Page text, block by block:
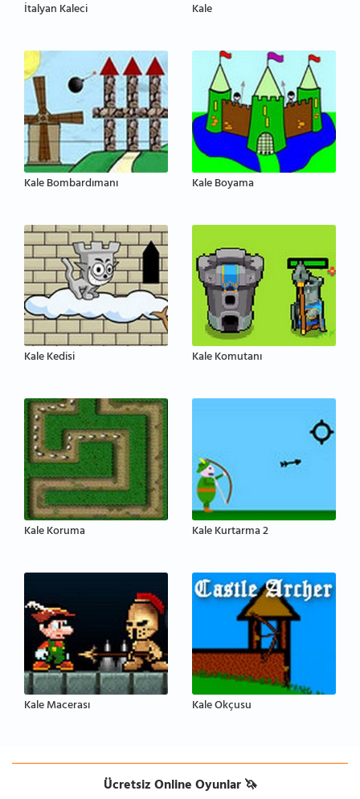
İtalyan Kaleci Kale
Kale Bombardımanı Kale Boyama
Kale Kedisi Kale Komutanı
Kale Koruma Kale Kurtarma 2
Kale Macerası Kale Okçusu
Ücretsiz Online Oyunlar 🦄